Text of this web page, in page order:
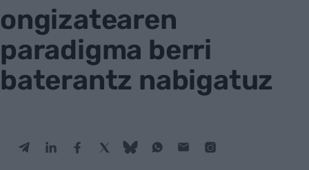
ongizatearen
paradigma berri
baterantz nabigatuz